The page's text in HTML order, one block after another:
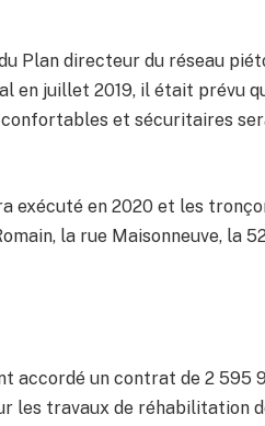
Plan directeur du réseau
en juillet 2019, il était prévu
et sécuritaires
exécuté en 2020 et les
la rue Maisonneuve, la
accordé un contrat de 2 595
les travaux de réhabilitation